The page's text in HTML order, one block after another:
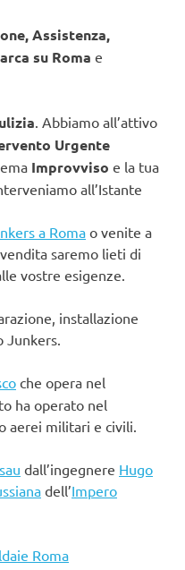
Assistenza,
su Roma e
. Abbiamo all’attivo
Urgente
Improvviso e la tua
all’Istante
a Roma o venite a
saremo lieti di
vostre esigenze.
installazione
Junkers.
che opera nel
ha operato nel
aerei militari e civili.
dall’ingegnere Hugo
dell’Impero
Roma